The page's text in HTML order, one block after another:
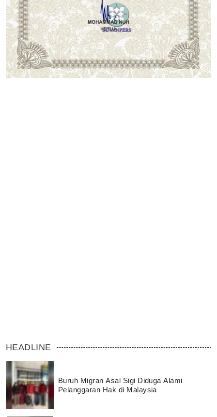
HEADLINE
Buruh Migran Asal Sigi Diduga Alami
Pelanggaran Hak di Malaysia